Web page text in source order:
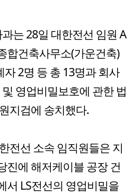
는 28일 대한전선 임원 A
합건축사무소(가운건축)
2명 등 총 13명과 회사
영업비밀보호에 관한 법
지검에 송치했다.
전선 소속 임직원들은 지
진에 해저케이블 공장 건
서 LS전선의 영업비밀을